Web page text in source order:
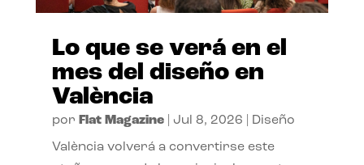
Lo que se verá en el
mes del diseño en
València
por Flat Magazine| Jul 8, 2026 Diseño
València volverá a convertirse este